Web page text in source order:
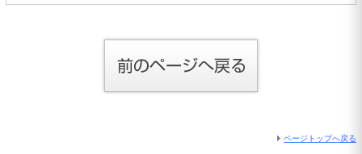
ページトップへ戻る